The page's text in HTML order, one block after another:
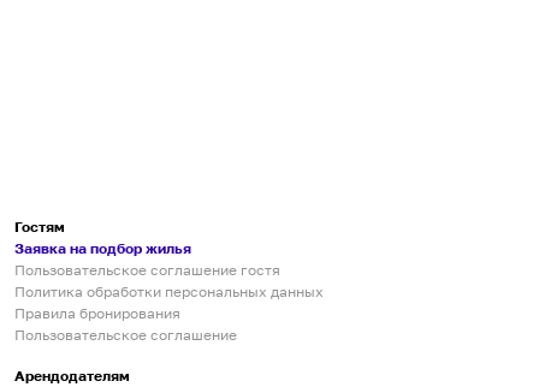
Гостям
Заявка на подбор жилья
Пользовательское соглашение гостя
Политика обработки персональных данных
Правила бронирования
Пользовательское соглашение
Арендодателям